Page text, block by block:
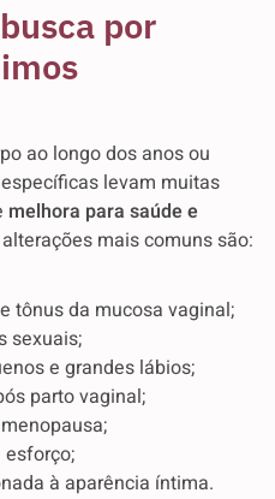
por
ao longo dos anos ou
levam muitas
melhora para saúde e
mais comuns são:
tônus da mucosa vaginal;
sexuais;
e grandes lábios;
parto vaginal;
à aparência íntima.